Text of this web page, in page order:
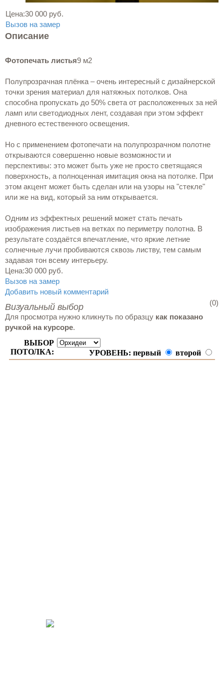
Цена:30 000 руб.
Вызов на замер
Описание
Фотопечать листья9 м2
Полупрозрачная плёнка – очень интересный с дизайнерской
точки зрения материал для натяжных потолков. Она
способна пропускать до 50% света от расположенных за ней
ламп или светодиодных лент, создавая при этом эффект
дневного естественного освещения.
Но с применением фотопечати на полупрозрачном полотне
открываются совершенно новые возможности и
перспективы: это может быть уже не просто светящаяся
поверхность, а полноценная имитация окна на потолке. При
этом акцент может быть сделан или на узоры на "стекле"
или же на вид, который за ним открывается.
Одним из эффектных решений может стать печать
изображения листьев на ветках по периметру полотна. В
результате создаётся впечатление, что яркие летние
солнечные лучи пробиваются сквозь листву, тем самым
задавая тон всему интерьеру.
Цена:30 000 руб.
Вызов на замер
Добавить новый комментарий
(0)
Визуальный выбор
Для просмотра нужно кликнуть по образцу как показано
ручкой на курсоре.